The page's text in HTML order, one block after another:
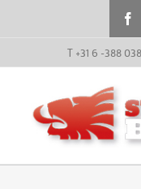
T +31 6 -388